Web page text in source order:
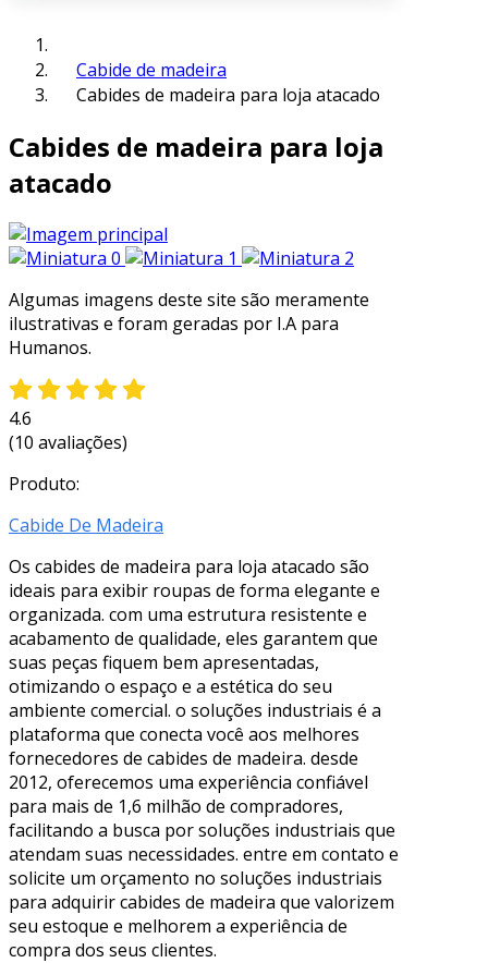
Cabide de madeira
Cabides de madeira para loja atacado
Cabides de madeira para loja
atacado
Algumas imagens deste site são meramente
ilustrativas e foram geradas por I.A para
Humanos.
4.6
(10 avaliações)
Produto:
Cabide De Madeira
Os cabides de madeira para loja atacado são
ideais para exibir roupas de forma elegante e
organizada. com uma estrutura resistente e
acabamento de qualidade, eles garantem que
suas peças fiquem bem apresentadas,
otimizando o espaço e a estética do seu
ambiente comercial. o soluções industriais é a
plataforma que conecta você aos melhores
fornecedores de cabides de madeira. desde
2012, oferecemos uma experiência confiável
para mais de 1,6 milhão de compradores,
facilitando a busca por soluções industriais que
atendam suas necessidades. entre em contato e
solicite um orçamento no soluções industriais
para adquirir cabides de madeira que valorizem
seu estoque e melhorem a experiência de
compra dos seus clientes.